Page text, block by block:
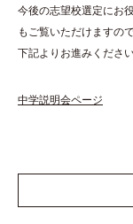
今後の志望校選定にお
もご覧いただけますの
下記よりお進みください
中学説明会ページ